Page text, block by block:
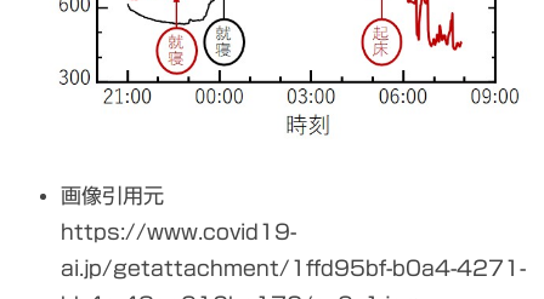
画像引用元
https://www.covid19-
ai.jp/getattachment/1ffd95bf-b0a4-4271-